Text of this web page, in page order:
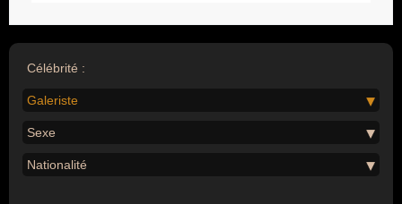
Célébrité :
Galeriste
Sexe
Nationalité